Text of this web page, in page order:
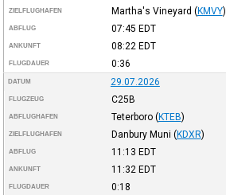
ZIELFLUGHAFEN Martha's Vineyard (KMVY)
ABFLUG 07:45 EDT
ANKUNFT 08:22 EDT
FLUGDAUER 0:36
DATUM 29.07.2026
FLUGZEUG C25B
ABFLUGHAFEN Teterboro (KTEB)
ZIELFLUGHAFEN Danbury Muni (KDXR)
ABFLUG 11:13 EDT
ANKUNFT 11:32 EDT
FLUGDAUER 0:18